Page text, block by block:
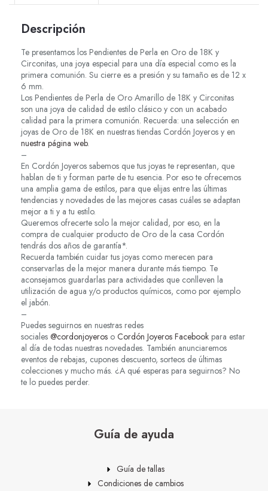
Descripción
Te presentamos los Pendientes de Perla en Oro de 18K y
Circonitas, una joya especial para una día especial como es la
primera comunión. Su cierre es a presión y su tamaño es de 12 x
6 mm.
Los Pendientes de Perla de Oro Amarillo de 18K y Circonitas
son una joya de calidad de estilo clásico y con un acabado
calidad para la primera comunión. Recuerda: una selección en
joyas de Oro de 18K en nuestras tiendas Cordón Joyeros y en
nuestra página web.
–
En Cordón Joyeros sabemos que tus joyas te representan, que
hablan de ti y forman parte de tu esencia. Por eso te ofrecemos
una amplia gama de estilos, para que elijas entre las últimas
tendencias y novedades de las mejores casas cuáles se adaptan
mejor a ti y a tu estilo.
Queremos ofrecerte solo la mejor calidad, por eso, en la
compra de cualquier producto de Oro de la casa Cordón
tendrás dos años de garantía*.
Recuerda también cuidar tus joyas como merecen para
conservarlas de la mejor manera durante más tiempo. Te
aconsejamos guardarlas para actividades que conlleven la
utilización de agua y/o productos químicos, como por ejemplo
el jabón.
–
Puedes seguirnos en nuestras redes
sociales @cordonjoyeros o Cordón Joyeros Facebook para estar
al día de todas nuestras novedades. También anunciaremos
eventos de rebajas, cupones descuento, sorteos de últimas
colecciones y mucho más. ¿A qué esperas para seguirnos? No
te lo puedes perder.
Guía de ayuda
Guía de tallas
Condiciones de cambios